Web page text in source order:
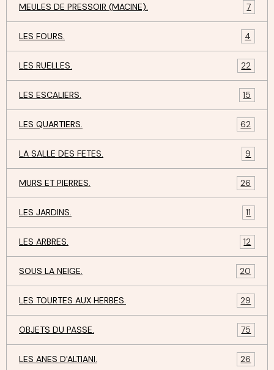
MEULES DE PRESSOIR (MACINE). 7
LES FOURS. 4
LES RUELLES. 22
LES ESCALIERS. 15
LES QUARTIERS. 62
LA SALLE DES FETES. 9
MURS ET PIERRES. 26
LES JARDINS. 11
LES ARBRES. 12
SOUS LA NEIGE. 20
LES TOURTES AUX HERBES. 29
OBJETS DU PASSE. 75
LES ANES D'ALTIANI. 26